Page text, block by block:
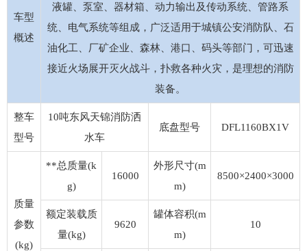
车型
概述
液罐、泵室、器材箱、动力输出及传动系统、管路系
统、电气系统等组成，广泛适用于城镇公安消防队、石
油化工、厂矿企业、森林、港口、码头等部门，可迅速
接近火场展开灭火战斗，扑救各种火灾，是理想的消防
装备。
整车
型号
10吨东风天锦消防洒
水车
底盘型号 DFL1160BX1V
质量
参数
(kg)
**总质量(k
g)
16000
外形尺寸(m
m)
8500×2400×3000
额定装载质
量(kg)
9620
罐体容积(m
m)
10